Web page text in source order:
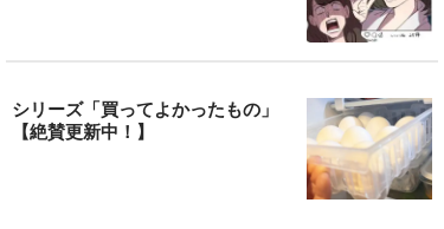
シリーズ「買ってよかったもの」
【絶賛更新中！】